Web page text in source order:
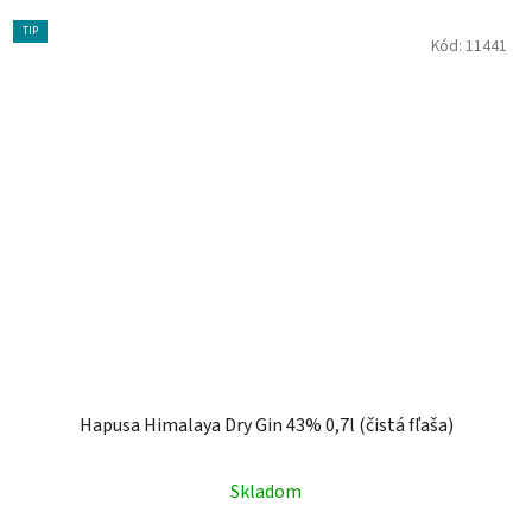
TIP
Hapusa Himalaya Dry Gin 43% 0,7l (čistá fľaša)
Skladom
Kód: 11441